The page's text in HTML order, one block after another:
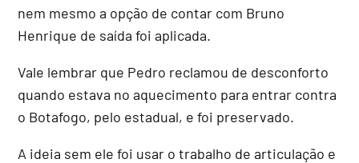
nem mesmo a opção de contar com Bruno
Henrique de saída foi aplicada.
Vale lembrar que Pedro reclamou de desconforto
quando estava no aquecimento para entrar contra
o Botafogo, pelo estadual, e foi preservado.
A ideia sem ele foi usar o trabalho de articulação e